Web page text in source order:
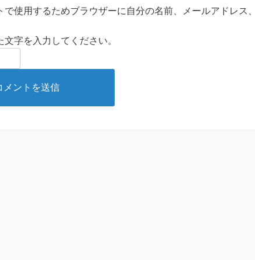
で使用するためブラウザーに自分の名前、メールアドレス
文字を入力してください。